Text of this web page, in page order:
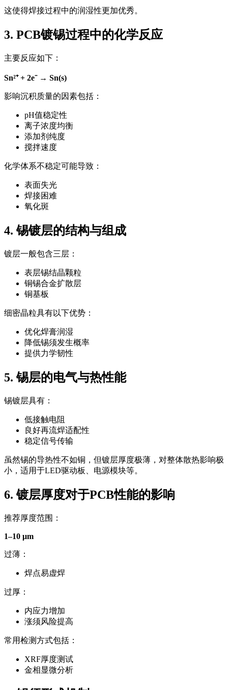
这使得焊接过程中的润湿性更加优秀。
3. PCB镀锡过程中的化学反应
主要反应如下：
Sn²⁺ + 2e⁻ → Sn(s)
影响沉积质量的因素包括：
pH值稳定性
离子浓度均衡
添加剂纯度
搅拌速度
化学体系不稳定可能导致：
表面失光
焊接困难
氧化斑
4. 锡镀层的结构与组成
镀层一般包含三层：
表层锡结晶颗粒
铜锡合金扩散层
铜基板
细密晶粒具有以下优势：
优化焊膏润湿
降低锡须发生概率
提供力学韧性
5. 锡层的电气与热性能
锡镀层具有：
低接触电阻
良好再流焊适配性
稳定信号传输
虽然锡的导热性不如铜，但镀层厚度极薄，对整体散热影响极
小，适用于LED驱动板、电源模块等。
6. 镀层厚度对于PCB性能的影响
推荐厚度范围：
1–10 μm
过薄：
焊点易虚焊
过厚：
内应力增加
涨须风险提高
常用检测方式包括：
XRF厚度测试
金相显微分析